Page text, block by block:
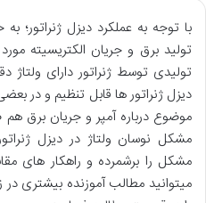
با توجه به عملکرد دیزل ژنراتور؛
تولید برق و جریان الکتریسیته
تولیدی توسط ژنراتور دارای
دیزل ژنراتور ها قابل تنظیم و در
موضوع درباره آمپر و جریان برق
مشکل نوسان ولتاژ در دیزل
مشکل را برشمرده و راهکار های
میتوانید مطالب آموزنده بیشتری در